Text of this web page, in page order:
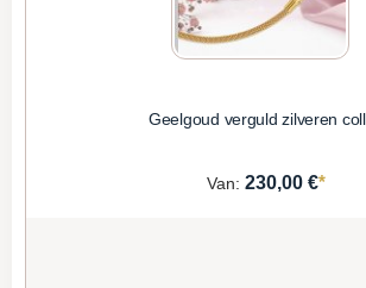
Geelgoud verguld zilveren
Van: 230,00 €*